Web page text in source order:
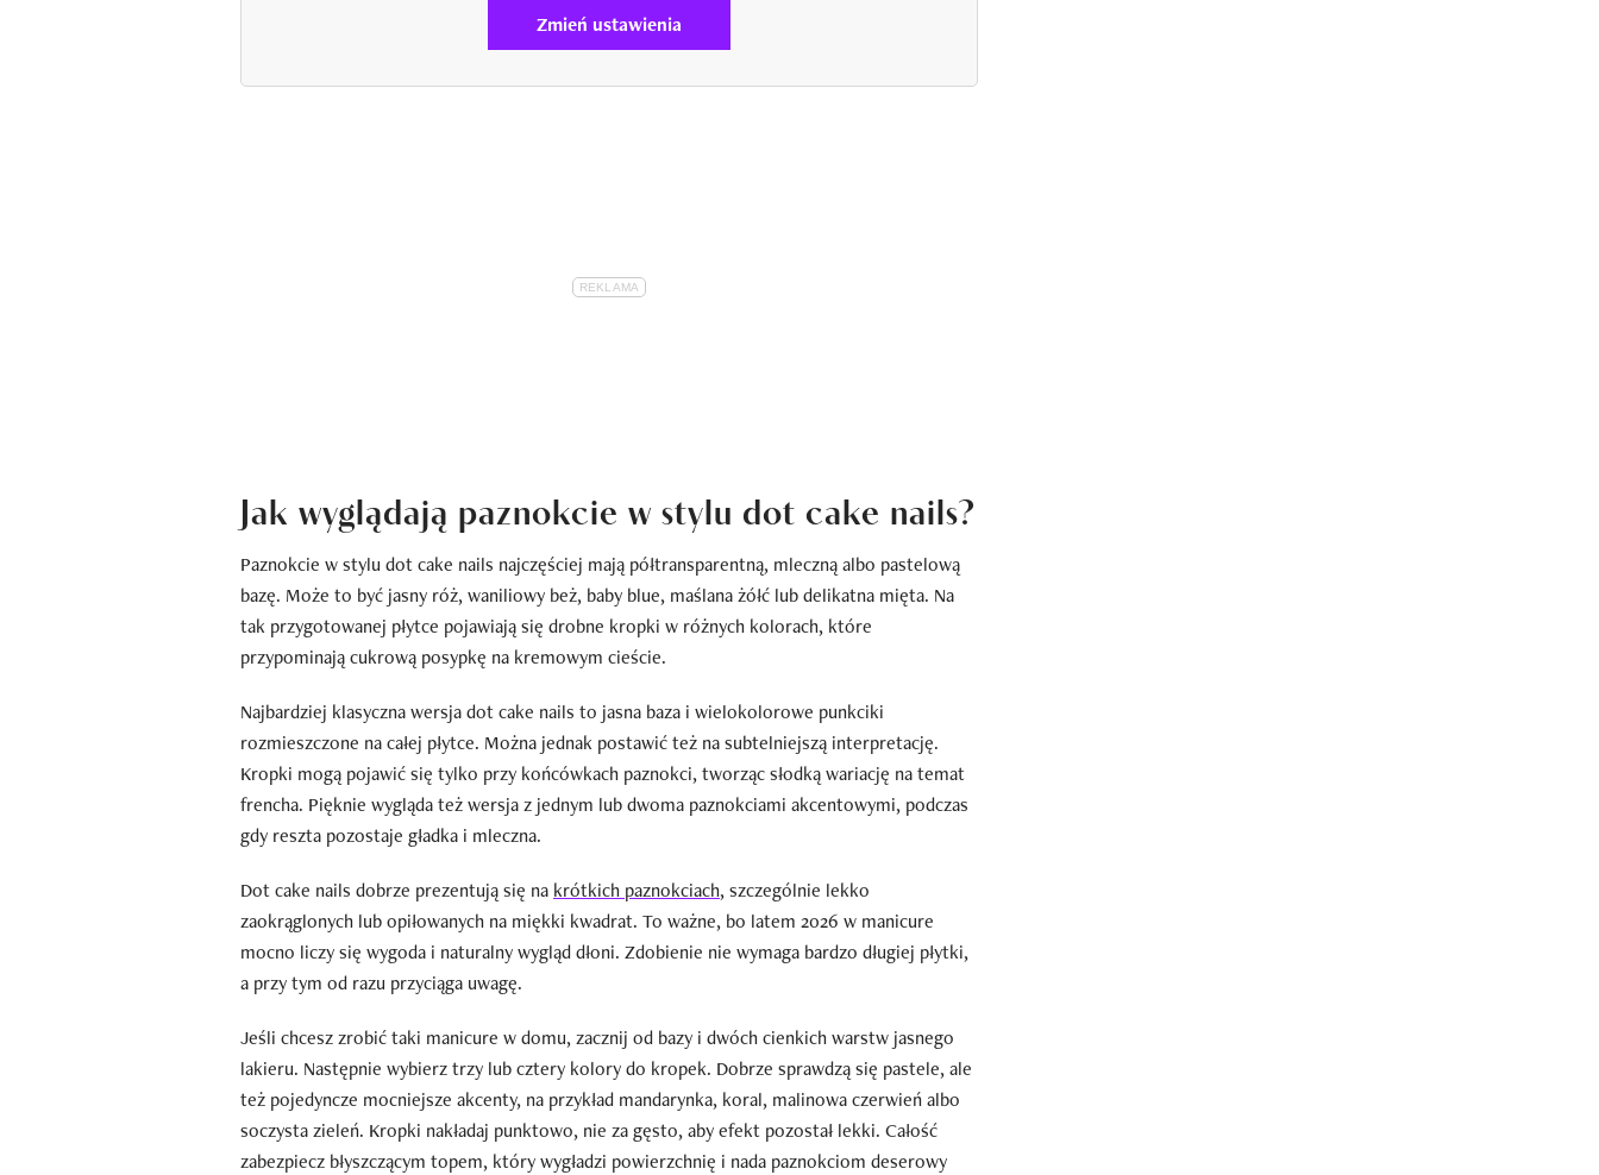
Zmień ustawienia
Jak wyglądają paznokcie w stylu dot cake nails?
Paznokcie w stylu dot cake nails najczęściej mają półtransparentną, mleczną albo pastelową
bazę. Może to być jasny róż, waniliowy beż, baby blue, maślana żółć lub delikatna mięta. Na
tak przygotowanej płytce pojawiają się drobne kropki w różnych kolorach, które
przypominają cukrową posypkę na kremowym cieście.
Najbardziej klasyczna wersja dot cake nails to jasna baza i wielokolorowe punkciki
rozmieszczone na całej płytce. Można jednak postawić też na subtelniejszą interpretację.
Kropki mogą pojawić się tylko przy końcówkach paznokci, tworząc słodką wariację na temat
frencha. Pięknie wygląda też wersja z jednym lub dwoma paznokciami akcentowymi, podczas
gdy reszta pozostaje gładka i mleczna.
Dot cake nails dobrze prezentują się na krótkich paznokciach, szczególnie lekko
zaokrąglonych lub opiłowanych na miękki kwadrat. To ważne, bo latem 2026 w manicure
mocno liczy się wygoda i naturalny wygląd dłoni. Zdobienie nie wymaga bardzo długiej płytki,
a przy tym od razu przyciąga uwagę.
Jeśli chcesz zrobić taki manicure w domu, zacznij od bazy i dwóch cienkich warstw jasnego
lakieru. Następnie wybierz trzy lub cztery kolory do kropek. Dobrze sprawdzą się pastele, ale
też pojedyncze mocniejsze akcenty, na przykład mandarynka, koral, malinowa czerwień albo
soczysta zieleń. Kropki nakładaj punktowo, nie za gęsto, aby efekt pozostał lekki. Całość
zabezpiecz błyszczącym topem, który wygładzi powierzchnię i nada paznokciom deserowy